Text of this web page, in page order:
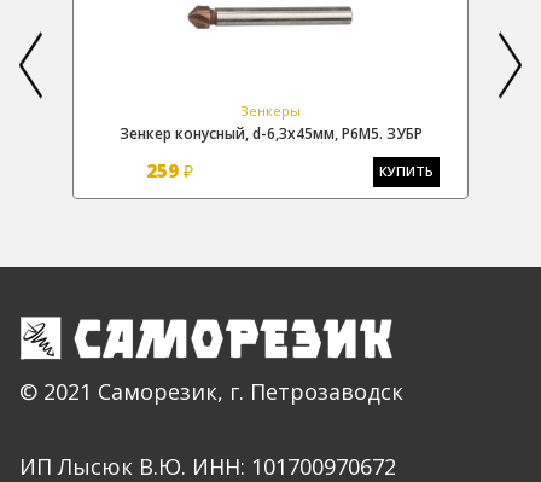
Зенкеры
Зенкер конусный, d-6,3х45мм, Р6М5. ЗУБР
259 ₽ КУПИТЬ
© 2021 Саморезик, г. Петрозаводск
ИП Лысюк В.Ю. ИНН: 101700970672